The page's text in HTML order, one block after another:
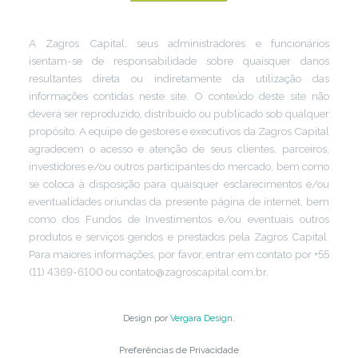
A Zagros Capital, seus administradores e funcionários
isentam-se de responsabilidade sobre quaisquer danos
resultantes direta ou indiretamente da utilização das
informações contidas neste site. O conteúdo deste site não
deverá ser reproduzido, distribuído ou publicado sob qualquer
propósito. A equipe de gestores e executivos da Zagros Capital
agradecem o acesso e atenção de seus clientes, parceiros,
investidores e/ou outros participantes do mercado, bem como
se coloca à disposição para quaisquer esclarecimentos e/ou
eventualidades oriundas da presente página de internet, bem
como dos Fundos de Investimentos e/ou eventuais outros
produtos e serviços geridos e prestados pela Zagros Capital.
Para maiores informações, por favor, entrar em contato por +55
(11) 4369-6100 ou contato@zagroscapital.com.br.
Design por Vergara Design.
Preferências de Privacidade